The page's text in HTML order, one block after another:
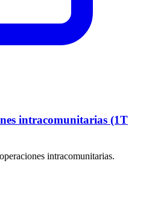
intracomunitarias (1T
intracomunitarias.